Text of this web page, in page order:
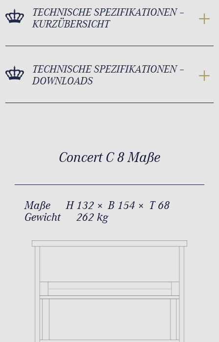
TECHNISCHE SPEZIFIKATIONEN –
KURZÜBERSICHT
TECHNISCHE SPEZIFIKATIONEN –
DOWNLOADS
Concert C 8 Maße
Maße
H 132 × B 154 × T 68
Gewicht
262 kg